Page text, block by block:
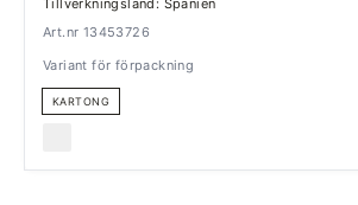
Tillverkningsland: Spanien
Art.nr 13453726
Variant för förpackning
KARTONG